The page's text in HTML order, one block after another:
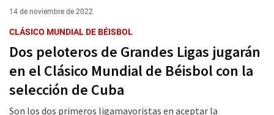
14 de noviembre de 2022
CLÁSICO MUNDIAL DE BÉISBOL
Dos peloteros de Grandes Ligas jugarán
en el Clásico Mundial de Béisbol con la
selección de Cuba
Son los dos primeros ligamayoristas en aceptar la